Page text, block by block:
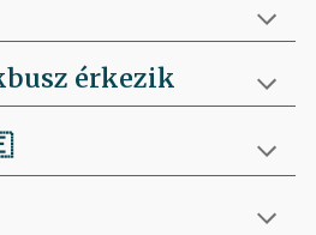
érkezik